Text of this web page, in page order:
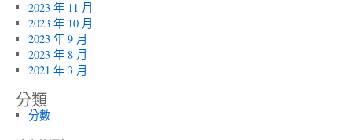
2023 年 11 月
2023 年 10 月
2023 年 9 月
2023 年 8 月
2021 年 3 月
分類
分數